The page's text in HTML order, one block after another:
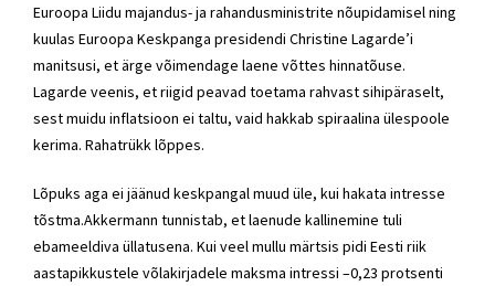
Euroopa Liidu majandus- ja rahandusministrite nõupidamisel ning
kuulas Euroopa Keskpanga presidendi Christine Lagarde’i
manitsusi, et ärge võimendage laene võttes hinnatõuse.
Lagarde veenis, et riigid peavad toetama rahvast sihipäraselt,
sest muidu inflatsioon ei taltu, vaid hakkab spiraalina ülespoole
kerima. Rahatrükk lõppes.
Lõpuks aga ei jäänud keskpangal muud üle, kui hakata intresse
tõstma.Akkermann tunnistab, et laenude kallinemine tuli
ebameeldiva üllatusena. Kui veel mullu märtsis pidi Eesti riik
aastapikkustele võlakirjadele maksma intressi –0,23 protsenti